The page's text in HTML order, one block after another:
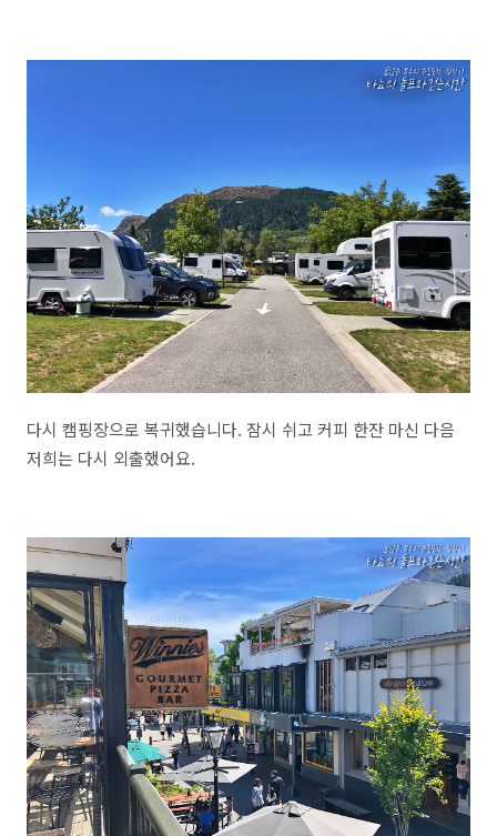
다시 캠핑장으로 복귀했습니다. 잠시 쉬고 커피 한잔 마신 다음
저희는 다시 외출했어요.